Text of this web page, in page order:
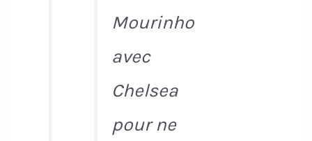
Mourinho
avec
Chelsea
pour ne